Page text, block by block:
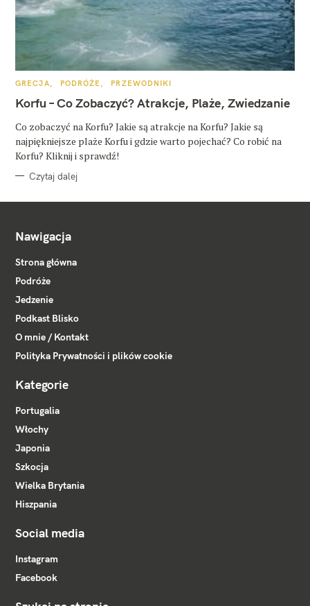
K
T
E
O
R
I
GRECJA PODRÓŻE PRZEWODNIKI
Korfu – Co Zobaczyć? Atrakcje, Plaże, Zwiedzanie
Co zobaczyć na Korfu? Jakie są atrakcje na Korfu? Jakie są
najpiękniejsze plaże Korfu i gdzie warto pojechać? Co robić na
Korfu? Kliknij i sprawdź!
Czytaj dalej
Nawigacja
Strona główna
Podróże
Jedzenie
Podkast Blisko
O mnie / Kontakt
Polityka Prywatności i plików cookie
Kategorie
Portugalia
Włochy
Japonia
Szkocja
Wielka Brytania
Hiszpania
Social media
Instagram
Facebook